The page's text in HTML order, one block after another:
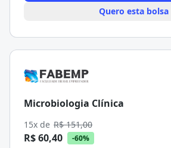
Quero esta bolsa
Microbiologia Clínica
15x de R$ 151,00
R$ 60,40 -60%